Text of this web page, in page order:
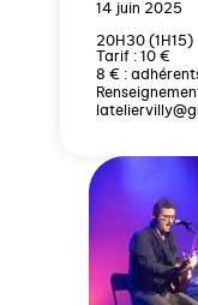
14 juin 2025
20H30 (1H15)
Tarif : 10 €
8 € :